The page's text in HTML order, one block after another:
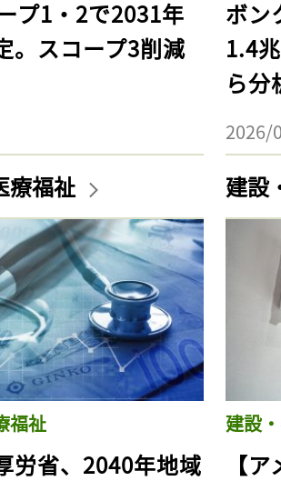
プ1・2で2031年
。スコープ3削減
ボン
1.4
ら分
2026/
療福祉
福祉
労省、2040年地域
建設
建設
【